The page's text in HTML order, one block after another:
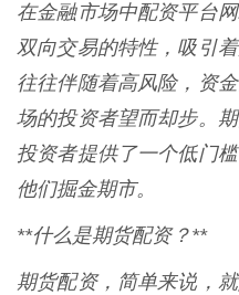
在金融市场中配资平台
双向交易的特性，吸引
往往伴随着高风险，资
场的投资者望而却步。
投资者提供了一个低门
他们掘金期市。
**什么是期货配资？**
期货配资，简单来说，